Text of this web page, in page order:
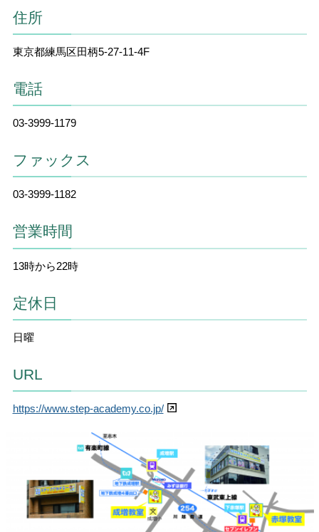
住所
東京都練馬区田柄5-27-11-4F
電話
03-3999-1179
ファックス
03-3999-1182
営業時間
13時から22時
定休日
日曜
URL
https://www.step-academy.co.jp/